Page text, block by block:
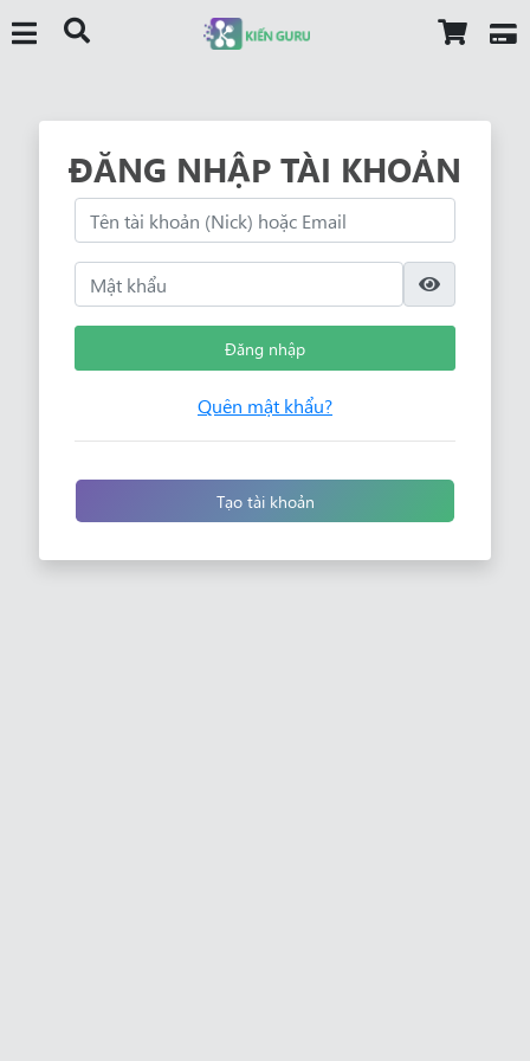
ĐĂNG NHẬP TÀI KHOẢN
Đăng nhập
Quên mật khẩu?
Tạo tài khoản